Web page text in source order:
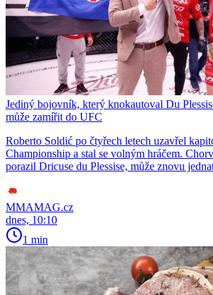
Jediný bojovník, který knokautoval Du
může zamířit do UFC
Roberto Soldić po čtyřech letech uzavřel
Championship a stal se volným hráčem.
porazil Dricuse du Plessise, může znovu
MMAMAG.cz
dnes, 10:10
1 min